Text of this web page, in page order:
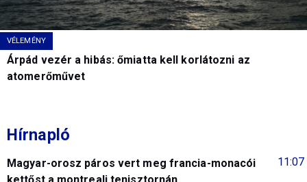
VÉLEMÉNY
Árpád vezér a hibás: őmiatta kell korlátozni az
atomerőművet
Hírnapló
11:07
Magyar-orosz páros vert meg francia-monacói